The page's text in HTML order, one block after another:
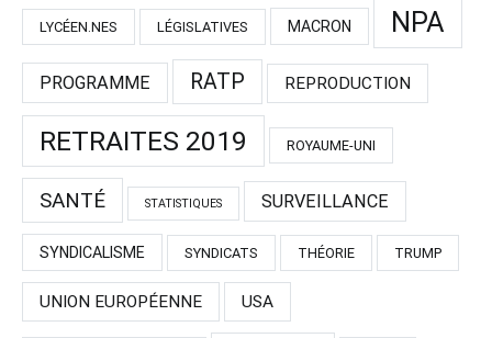
LYCÉEN.NES LÉGISLATIVES MACRON NPA
PROGRAMME RATP REPRODUCTION
RETRAITES 2019 ROYAUME-UNI
SANTÉ STATISTIQUES SURVEILLANCE
SYNDICALISME SYNDICATS THÉORIE TRUMP
UNION EUROPÉENNE USA